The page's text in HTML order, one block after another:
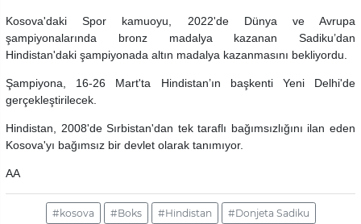
Kosova'daki Spor kamuoyu, 2022'de Dünya ve Avrupa
şampiyonalarında bronz madalya kazanan Sadiku’dan
Hindistan'daki şampiyonada altın madalya kazanmasını bekliyordu.
Şampiyona, 16-26 Mart'ta Hindistan’ın başkenti Yeni Delhi'de
gerçekleştirilecek.
Hindistan, 2008'de Sırbistan'dan tek taraflı bağımsızlığını ilan eden
Kosova'yı bağımsız bir devlet olarak tanımıyor.
AA
#kosova #Boks #Hindistan #Donjeta Sadiku